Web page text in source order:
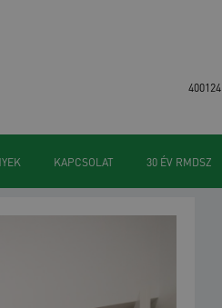
KAPCSOLAT 30 ÉV RMDSZ